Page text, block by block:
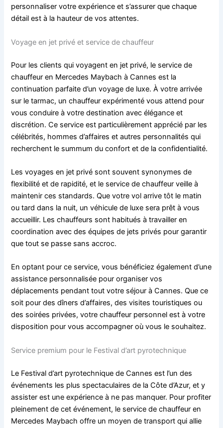
personnaliser votre expérience et s’assurer que chaque
détail est à la hauteur de vos attentes.
Voyage en jet privé et service de chauffeur
Pour les clients qui voyagent en jet privé, le service de
chauffeur en Mercedes Maybach à Cannes est la
continuation parfaite d’un voyage de luxe. À votre arrivée
sur le tarmac, un chauffeur expérimenté vous attend pour
vous conduire à votre destination avec élégance et
discrétion. Ce service est particulièrement apprécié par les
célébrités, hommes d’affaires et autres personnalités qui
recherchent le summum du confort et de la confidentialité.
Les voyages en jet privé sont souvent synonymes de
flexibilité et de rapidité, et le service de chauffeur veille à
maintenir ces standards. Que votre vol arrive tôt le matin
ou tard dans la nuit, un véhicule de luxe sera prêt à vous
accueillir. Les chauffeurs sont habitués à travailler en
coordination avec des équipes de jets privés pour garantir
que tout se passe sans accroc.
En optant pour ce service, vous bénéficiez également d’une
assistance personnalisée pour organiser vos
déplacements pendant tout votre séjour à Cannes. Que ce
soit pour des dîners d’affaires, des visites touristiques ou
des soirées privées, votre chauffeur personnel est à votre
disposition pour vous accompagner où vous le souhaitez.
Service premium pour le Festival d’art pyrotechnique
Le Festival d’art pyrotechnique de Cannes est l’un des
événements les plus spectaculaires de la Côte d’Azur, et y
assister est une expérience à ne pas manquer. Pour profiter
pleinement de cet événement, le service de chauffeur en
Mercedes Maybach offre un moyen de transport qui allie